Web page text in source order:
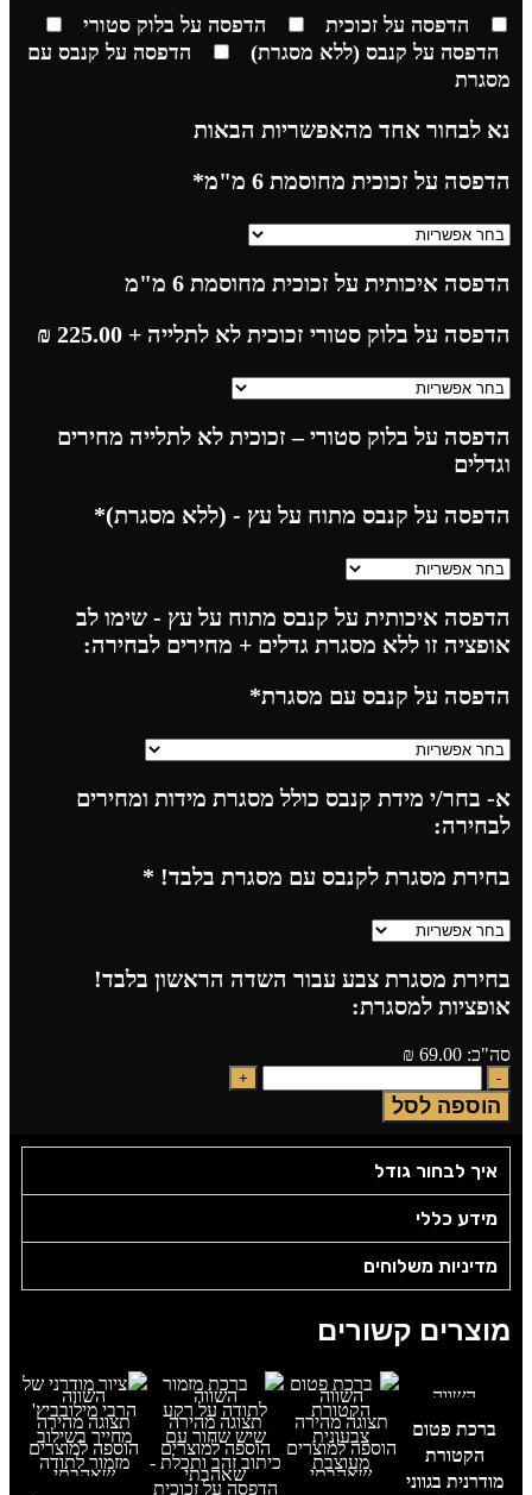
הדפסה על זכוכית
הדפסה על בלוק סטורי
הדפסה על קנבס (ללא מסגרת)
הדפסה על קנבס עם
מסגרת
נא לבחור אחד מהאפשריות הבאות
הדפסה על זכוכית מחוסמת 6 מ"מ
*
הדפסה איכותית על זכוכית מחוסמת 6 מ"מ
הדפסה על בלוק סטורי זכוכית לא לתלייה + 225.00
₪
הדפסה על בלוק סטורי – זכוכית לא לתלייה מחירים
וגדלים
הדפסה על קנבס מתוח על עץ - (ללא מסגרת)*
הדפסה איכותית על קנבס מתוח על עץ - שימו לב
אופציה זו ללא מסגרת גדלים + מחירים לבחירה:
הדפסה על קנבס עם מסגרת*
א- בחר/י מידת קנבס כולל מסגרת מידות ומחירים
לבחירה:
בחירת מסגרת לקנבס עם מסגרת בלבד! *
בחירת מסגרת צבע עבור השדה הראשון בלבד!
אופציות למסגרת:
סה"כ: 69.00
₪
הוספה לסל
איך לבחור גודל
מידע כללי
מדיניות משלוחים
מוצרים קשורים
השווה
תצוגה מהירה
הוספה למוצרים
שאהבתי
ברכת פטום
הקטורת
מודרנית בגווני
השווה
תצוגה מהירה
הוספה למוצרים
שאהבתי
השווה
תצוגה מהירה
הוספה למוצרים
שאהבתי
השווה
תצוגה מהירה
הוספה למוצרים
שאהבתי